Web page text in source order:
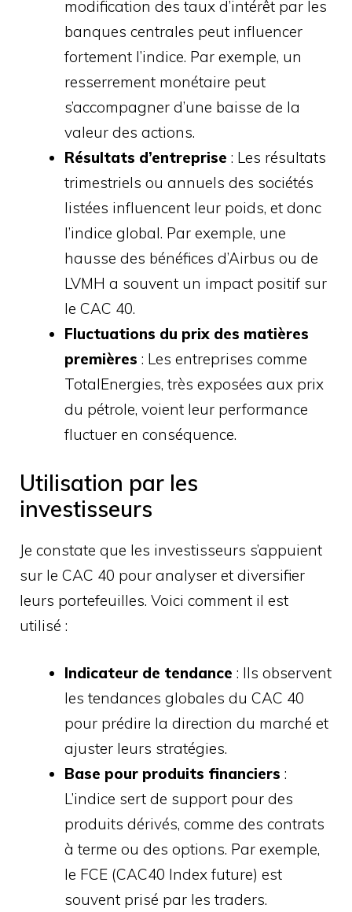
modification des taux d’intérêt par les
banques centrales peut influencer
fortement l’indice. Par exemple, un
resserrement monétaire peut
s’accompagner d’une baisse de la
valeur des actions.
Résultats d’entreprise : Les résultats
trimestriels ou annuels des sociétés
listées influencent leur poids, et donc
l’indice global. Par exemple, une
hausse des bénéfices d’Airbus ou de
LVMH a souvent un impact positif sur
le CAC 40.
Fluctuations du prix des matières
premières : Les entreprises comme
TotalEnergies, très exposées aux prix
du pétrole, voient leur performance
fluctuer en conséquence.
Utilisation par les
investisseurs
Je constate que les investisseurs s’appuient
sur le CAC 40 pour analyser et diversifier
leurs portefeuilles. Voici comment il est
utilisé :
Indicateur de tendance : Ils observent
les tendances globales du CAC 40
pour prédire la direction du marché et
ajuster leurs stratégies.
Base pour produits financiers :
L’indice sert de support pour des
produits dérivés, comme des contrats
à terme ou des options. Par exemple,
le FCE (CAC40 Index future) est
souvent prisé par les traders.